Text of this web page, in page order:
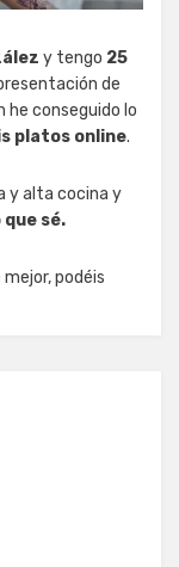
y tengo 25
de
he conseguido lo
platos online.
y alta cocina y
sé.
podéis